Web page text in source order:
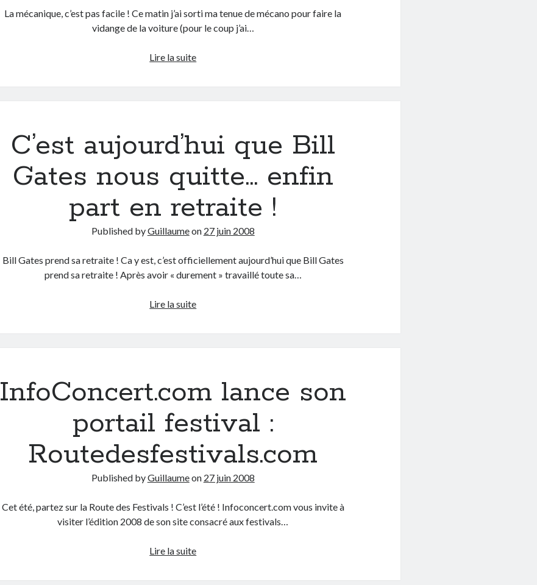
La mécanique, c’est pas facile ! Ce matin j’ai sorti ma tenue de mécano pour faire la
vidange de la voiture (pour le coup j’ai…
Lire la suiteCe
!
C’est aujourd’hui que Bill
Gates nous quitte… enfin
part en retraite !
Published byGuillaumeon 27 juin 2008
Bill Gates prend sa retraite ! Ca y est, c’est officiellement aujourd’hui que Bill Gates
prend sa retraite ! Après avoir « durement » travaillé toute sa…
Lire la suiteC’est
quitte…
part
en
retraite
!
InfoConcert.com lance son
portail festival :
Routedesfestivals.com
Published byGuillaumeon 27 juin 2008
Cet été, partez sur la Route des Festivals ! C’est l’été ! Infoconcert.com vous invite à
visiter l’édition 2008 de son site consacré aux festivals…
Lire la suiteInfoConcert.com